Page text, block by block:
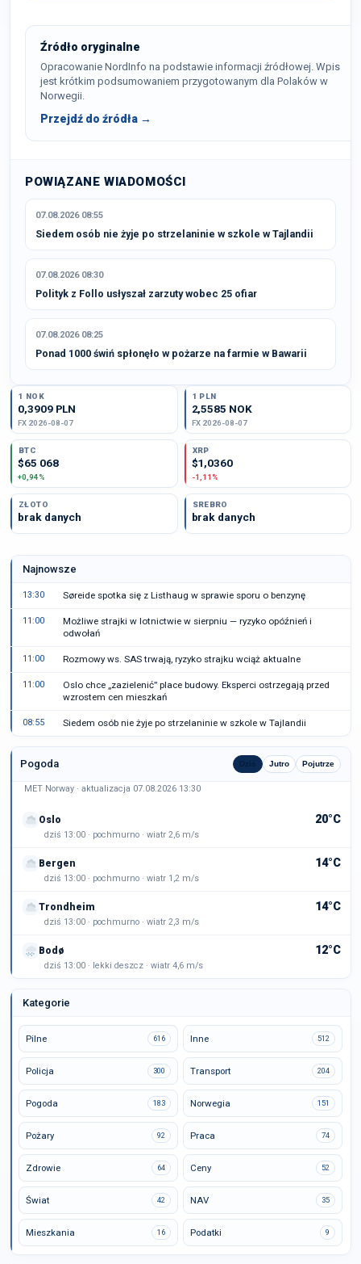
Źródło oryginalne
Opracowanie NordInfo na podstawie informacji źródłowej. Wpis
jest krótkim podsumowaniem przygotowanym dla Polaków w
Norwegii.
Przejdź do źródła →
POWIĄZANE WIADOMOŚCI
07.08.2026 08:55
Siedem osób nie żyje po strzelaninie w szkole w Tajlandii
07.08.2026 08:30
Polityk z Follo usłyszał zarzuty wobec 25 ofiar
07.08.2026 08:25
Ponad 1000 świń spłonęło w pożarze na farmie w Bawarii
1 NOK
0,3909 PLN
FX 2026-08-07
1 PLN
2,5585 NOK
FX 2026-08-07
BTC
$65 068
+0,94%
XRP
$1,0360
-1,11%
ZŁOTO
brak danych
SREBRO
brak danych
Najnowsze
13:30 Søreide spotka się z Listhaug w sprawie sporu o benzynę
11:00
Możliwe strajki w lotnictwie w sierpniu — ryzyko opóźnień i
odwołań
11:00 Rozmowy ws. SAS trwają, ryzyko strajku wciąż aktualne
11:00
Oslo chce „zazielenić” place budowy. Eksperci ostrzegają przed
wzrostem cen mieszkań
08:55 Siedem osób nie żyje po strzelaninie w szkole w Tajlandii
Pogoda Dziś Jutro Pojutrze
MET Norway · aktualizacja 07.08.2026 13:30
Oslo 20°C
dziś 13:00 · pochmurno · wiatr 2,6 m/s
Bergen 14°C
dziś 13:00 · pochmurno · wiatr 1,2 m/s
Trondheim 14°C
dziś 13:00 · pochmurno · wiatr 2,3 m/s
Bodø 12°C
dziś 13:00 · lekki deszcz · wiatr 4,6 m/s
Kategorie
Pilne 616 Inne 512
Policja 300 Transport 204
Pogoda 183 Norwegia 151
Pożary 92 Praca 74
Zdrowie 64 Ceny 52
Świat 42 NAV 35
Mieszkania 16 Podatki 9